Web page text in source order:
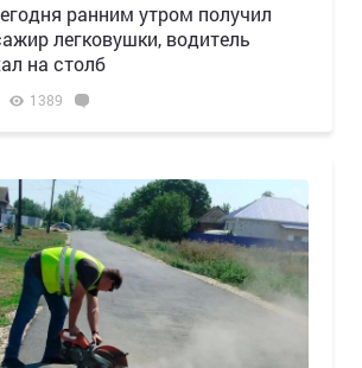
ранним утром получил
легковушки, водитель
на столб
1389